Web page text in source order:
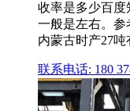
收率是多少百
一般是左右。
内蒙古时产27吨
联系电话: 180